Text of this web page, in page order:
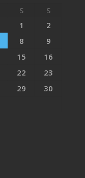
S
S
1
2
8
9
15
16
22
23
29
30